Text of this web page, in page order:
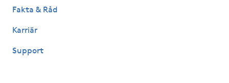
Klippning & Slingor
Fakta & Råd
Karriär
Support